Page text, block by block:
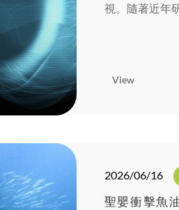
視。隨著近年
View
2026/06/16
聖嬰衝擊魚